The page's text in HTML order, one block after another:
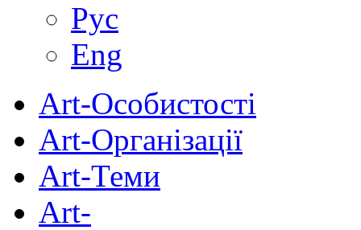
Рус
Eng
Art-Особистості
Art-Організації
Art-Теми
Art-